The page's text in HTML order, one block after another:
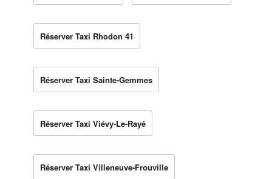
Réserver Taxi Rhodon 41
Réserver Taxi Sainte-Gemmes
Réserver Taxi Viévy-Le-Rayé
Réserver Taxi Villeneuve-Frouville